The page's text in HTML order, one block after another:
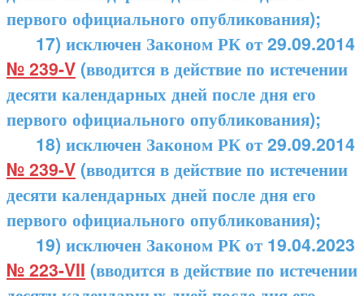
первого официального опубликования);
17) исключен Законом РК от 29.09.2014
№ 239-V (вводится в действие по истечении
десяти календарных дней после дня его
первого официального опубликования);
18) исключен Законом РК от 29.09.2014
№ 239-V (вводится в действие по истечении
десяти календарных дней после дня его
первого официального опубликования);
19) исключен Законом РК от 19.04.2023
№ 223-VII (вводится в действие по истечении